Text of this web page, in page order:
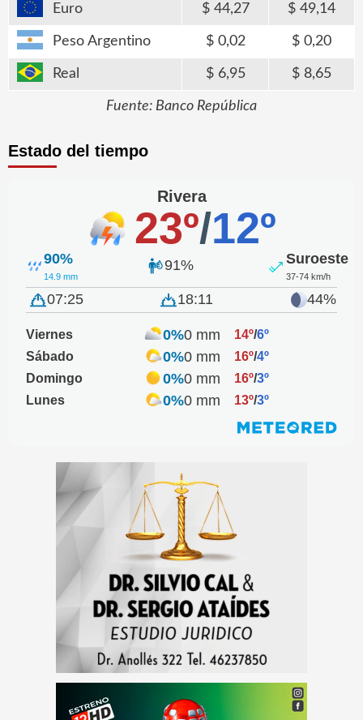
Euro 44,27 49,14
Peso Argentino 0,02 0,20
Real 6,95 8,65
Fuente: Banco República
Estado del tiempo
Rivera
23º/12º
90%
14.9 mm
91% Suroeste
37-74 km/h
07:25 18:11 44%
Viernes 0%0 mm 14º/6º
Sábado
0%0 mm 16º/4º
Domingo
0%0 mm 16º/3º
Lunes
0%0 mm 13º/3º